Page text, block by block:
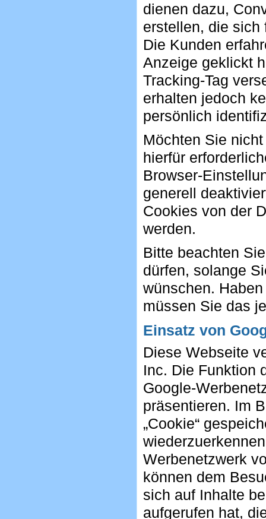
dienen dazu,
erstellen, die sich
Die Kunden
Anzeige geklickt
Tracking-Tag
erhalten jedoch
persönlich
Möchten Sie
hierfür
Browser-
generell
Cookies von der
werden.
Bitte beachten
dürfen, solange
wünschen.
müssen Sie das
Einsatz von
Diese Webseite
Inc. Die Funktion
Google-
präsentieren. Im
„Cookie“
Werbenetzwerk
können dem
sich auf Inhalte
aufgerufen hat,